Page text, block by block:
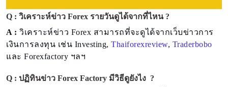
Q : วิเคราะห์ข่าว Forex รายวันดูได้จากที่ไหน ?
A : วิเคราะห์ข่าว Forex สามารถที่จะดูได้จากเว็บข่าวการ
เงินการลงทุน เช่น Investing, Thaiforexreview, Traderbobo
และ Forexfactory ฯลฯ
Q : ปฏิทินข่าว Forex Factory มีวิธีดูยังไง ?